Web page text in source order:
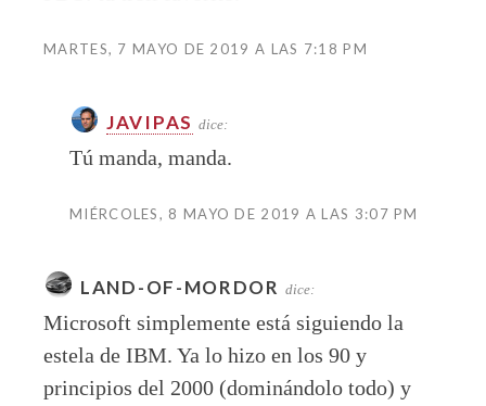
MARTES, 7 MAYO DE 2019 A LAS 7:18 PM
JAVIPAS dice:
Tú manda, manda.
MIÉRCOLES, 8 MAYO DE 2019 A LAS 3:07 PM
LAND-OF-MORDOR dice:
Microsoft simplemente está siguiendo la
estela de IBM. Ya lo hizo en los 90 y
principios del 2000 (dominándolo todo) y